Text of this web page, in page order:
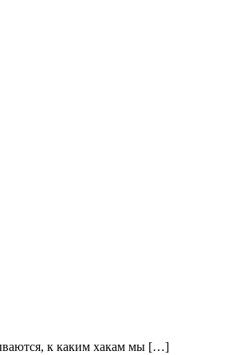
к каким хакам мы […]